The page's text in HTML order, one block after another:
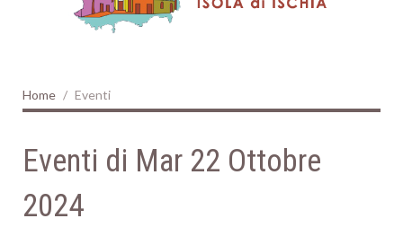
Home Eventi
Eventi di Mar 22 Ottobre
2024